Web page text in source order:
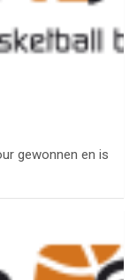
gewonnen en is